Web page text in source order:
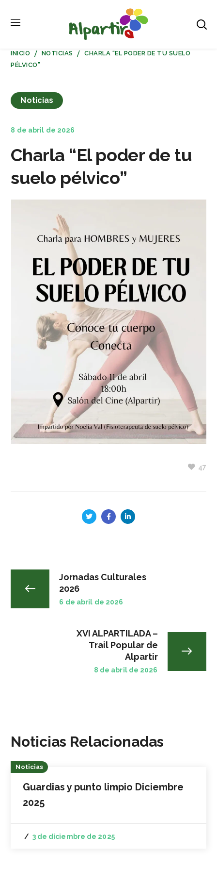
INICIO NOTICIAS
CHARLA “EL PODER DE TU SUELO
PÉLVICO”
Noticias
8 de abril de 2026
Charla “El poder de tu
suelo pélvico”
47
Jornadas Culturales
2026
6 de abril de 2026
XVI ALPARTILADA –
Trail Popular de
Alpartir
8 de abril de 2026
Noticias Relacionadas
Noticias
Guardias y punto limpio Diciembre
2025
3 de diciembre de 2025